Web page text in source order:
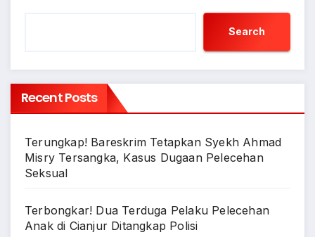
Search
Recent Posts
Terungkap! Bareskrim Tetapkan Syekh Ahmad
Misry Tersangka, Kasus Dugaan Pelecehan
Seksual
Terbongkar! Dua Terduga Pelaku Pelecehan
Anak di Cianjur Ditangkap Polisi